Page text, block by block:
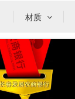
材质